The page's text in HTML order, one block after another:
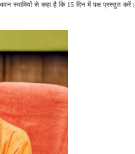
स्वामियों से कहा है कि 15 दिन में पक्ष प्रस्तुत